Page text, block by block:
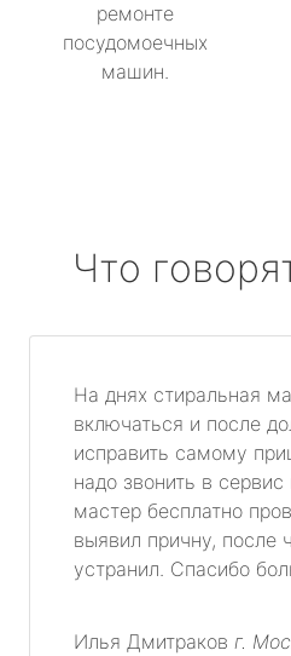
ремонте
посудомоечных
машин.
Что
На днях стиральная
включаться и после
исправить самому
надо звонить в
мастер бесплатно
выявил причну, после
устранил. Спасибо
Илья Дмитраков г.